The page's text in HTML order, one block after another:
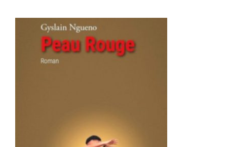
AJOUTER AU PANIER